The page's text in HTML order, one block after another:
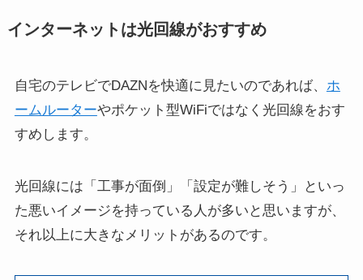
インターネットは光回線がおすすめ
自宅のテレビでDAZNを快適に見たいのであれば、 ホ
ームルーターやポケット型WiFiではなく光回線をおす
すめします。
光回線には「工事が面倒」「設定が難しそう」といっ
た悪いイメージを持っている人が多いと思いますが、
それ以上に大きなメリットがあるのです。